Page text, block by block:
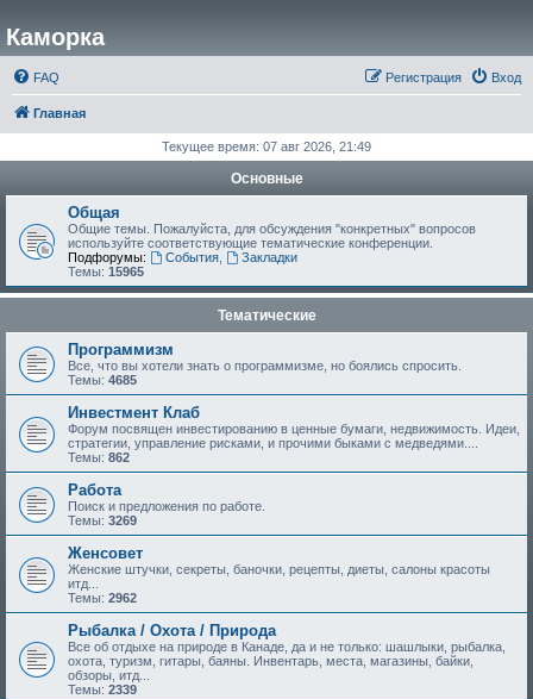
Каморка
FAQ Вход
Регистрация
Главная
Текущее время: 07 авг 2026, 21:49
Основные
Общая
Общие темы. Пожалуйста, для обсуждения "конкретных" вопросов
используйте соответствующие тематические конференции.
Подфорумы:
События,
Закладки
Темы: 15965
Тематические
Программизм
Все, что вы хотели знать о программизме, но боялись спросить.
Темы: 4685
Инвестмент Клаб
Форум посвящен инвестированию в ценные бумаги, недвижимость. Идеи,
стратегии, управление рисками, и прочими быками с медведями....
Темы: 862
Работа
Поиск и предложения по работе.
Темы: 3269
Женсовет
Женские штучки, секреты, баночки, рецепты, диеты, салоны красоты
итд...
Темы: 2962
Рыбалка / Охота / Природа
Все об отдыхе на природе в Канаде, да и не только: шашлыки, рыбалка,
охота, туризм, гитары, баяны. Инвентарь, места, магазины, байки,
обзоры, итд...
Темы: 2339